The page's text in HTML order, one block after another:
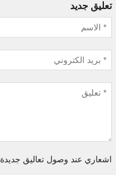
تعليق جديد
اشعاري عند وصول تعاليق جديدة